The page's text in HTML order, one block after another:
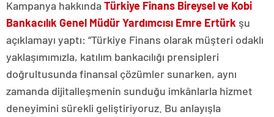
Kampanya hakkındaTürkiye Finans Bireysel ve Kobi
Bankacılık Genel Müdür Yardımcısı Emre Ertürk şu
açıklamayı yaptı: “Türkiye Finans olarak müşteri odaklı
yaklaşımımızla, katılım bankacılığı prensipleri
doğrultusunda finansal çözümler sunarken, aynı
zamanda dijitalleşmenin sunduğu imkânlarla hizmet
deneyimini sürekli geliştiriyoruz. Bu anlayışla